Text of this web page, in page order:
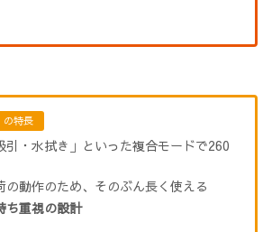
の特長
引・水拭き」といった複合モードで260
の動作のため、そのぶん長く使える
ち重視の設計